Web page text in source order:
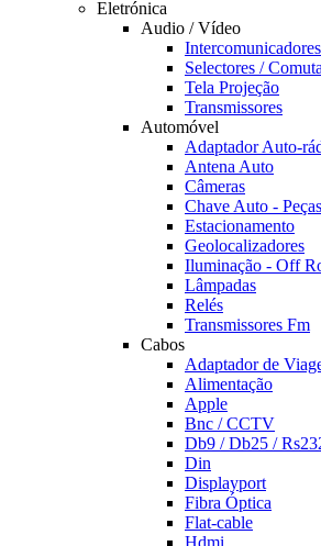
Eletrónica
Audio / Vídeo
Intercomunicadores
Selectores /
Tela Projeção
Transmissores
Automóvel
Adaptador Auto-
Antena Auto
Câmeras
Chave Auto - Peças
Estacionamento
Geolocalizadores
Iluminação - Off
Lâmpadas
Relés
Transmissores Fm
Cabos
Adaptador de
Alimentação
Apple
Bnc / CCTV
Db9 / Db25 /
Din
Displayport
Fibra Óptica
Flat-cable
Hdmi